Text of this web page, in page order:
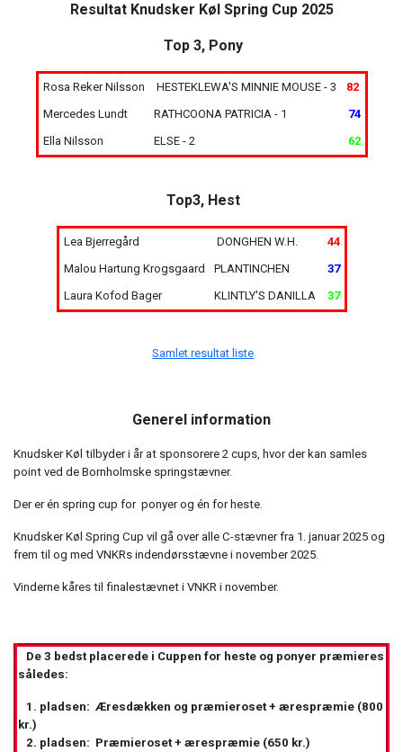
Resultat Knudsker Køl Spring Cup 2025
Top 3, Pony
Rosa Reker Nilsson HESTEKLEWA'S MINNIE MOUSE - 3
82
Mercedes Lundt
RATHCOONA PATRICIA - 1
74
Ella Nilsson
ELSE - 2 62
Top3, Hest
Lea Bjerregård DONGHEN W.H.
44
Malou Hartung Krogsgaard
PLANTINCHEN
37
Laura Kofod Bager
KLINTLY'S DANILLA 37
Samlet resultat liste
Generel information
Knudsker Køl tilbyder i år at sponsorere 2 cups, hvor der kan samles
point ved de Bornholmske springstævner.
Der er én spring cup for ponyer og én for heste.
Knudsker Køl Spring Cup vil gå over alle C-stævner fra 1. januar 2025 og
frem til og med VNKRs indendørsstævne i november 2025.
Vinderne kåres til finalestævnet i VNKR i november.
De 3 bedst placerede i Cuppen for heste og ponyer præmieres
således:
1. pladsen: Æresdækken og præmieroset + ærespræmie (800
kr.)
2. pladsen: Præmieroset + ærespræmie (650 kr.)